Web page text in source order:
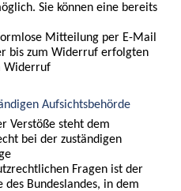
Sie können eine bereits
Mitteilung per E-Mail
bis zum Widerruf erfolgten
Widerruf
Aufsichtsbehörde
Verstöße steht dem
bei der zuständigen
Fragen ist der
des Bundeslandes, in dem